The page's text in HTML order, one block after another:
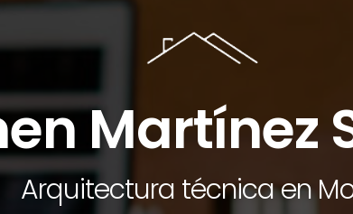
Martínez
Arquitectura técnica en